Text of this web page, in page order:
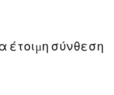
έτοιμη σύνθεση